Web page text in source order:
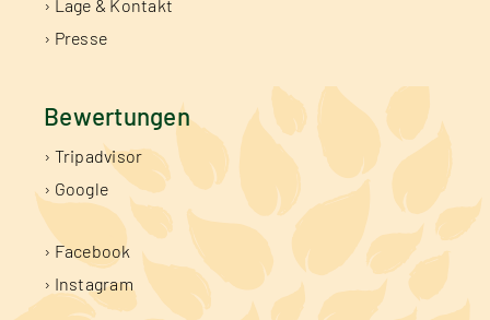
› Lage & Kontakt
› Presse
Bewertungen
› Tripadvisor
› Google
› Facebook
› Instagram